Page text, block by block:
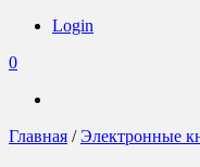
Login
0
Главная / Электронные